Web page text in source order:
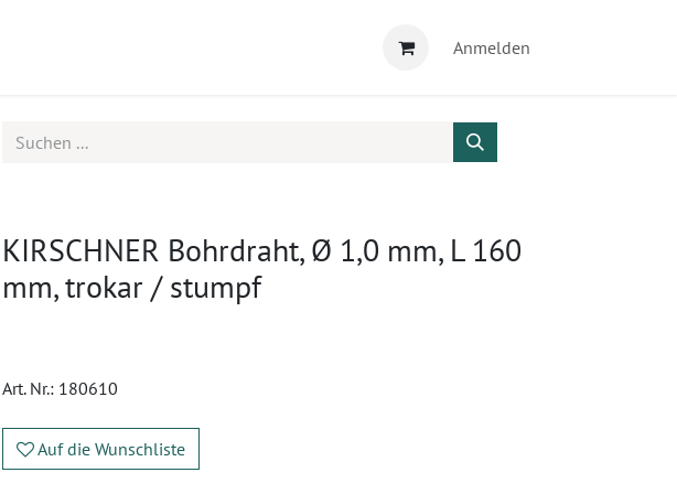
Anmelden
KIRSCHNER Bohrdraht, Ø 1,0 mm, L 160
mm, trokar / stumpf
Art. Nr.: 180610
Auf die Wunschliste